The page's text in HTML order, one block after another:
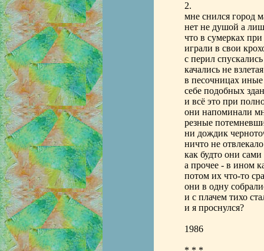
2.
мне снился город
нет не душой а
что в сумерках
играли в свои
с перил
качались не
в песочницах
себе подобных
и всё это при
они напоминали
резные
ни дождик
ничто не
как будто они сами
а прочее - в ином
потом их что-то
они в одну
и с плачем тихо
и я проснулся?
1986